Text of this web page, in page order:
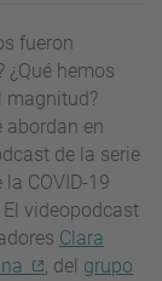
fueron
hemos
magnitud?
abordan en
de la serie
la COVID-19
videopodcast
Clara
, del grupo